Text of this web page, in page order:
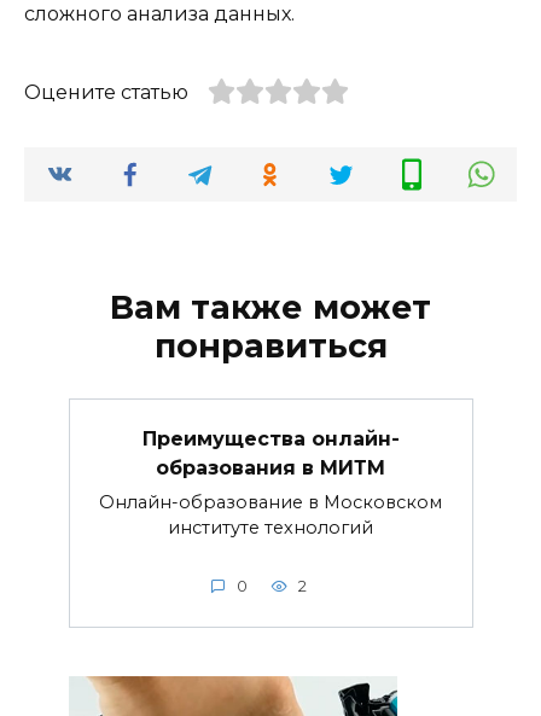
сложного анализа данных.
Оцените статью
Вам также может
понравиться
Преимущества онлайн-
образования в МИТМ
Онлайн-образование в Московском
институте технологий
0 2